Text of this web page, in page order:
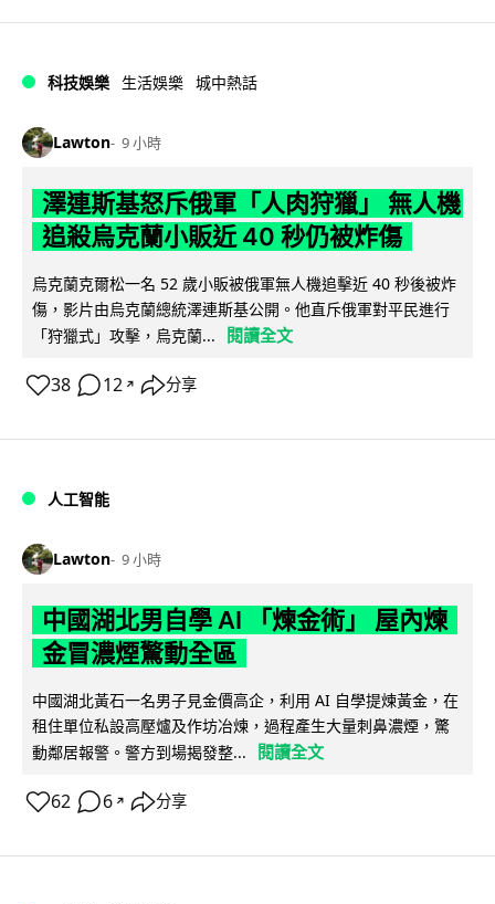
科技娛樂 生活娛樂 城中熱話
Lawton 9 小時
澤連斯基怒斥俄軍「人肉狩獵」 無人機
追殺烏克蘭小販近 40 秒仍被炸傷
烏克蘭克爾松一名 52 歲小販被俄軍無人機追擊近 40 秒後被炸
傷，影片由烏克蘭總統澤連斯基公開。他直斥俄軍對平民進行
「狩獵式」攻擊，烏克蘭...
閱讀全文
38 12 ↗ 分享
人工智能
Lawton 9 小時
中國湖北男自學 AI 「煉金術」 屋內煉
金冒濃煙驚動全區
中國湖北黃石一名男子見金價高企，利用 AI 自學提煉黃金，在
租住單位私設高壓爐及作坊冶煉，過程產生大量刺鼻濃煙，驚
動鄰居報警。警方到場揭發整...
閱讀全文
62 6 ↗ 分享